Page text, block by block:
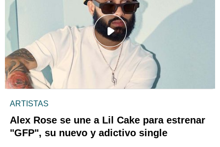
ARTISTAS
Alex Rose se une a Lil Cake para estrenar
"GFP", su nuevo y adictivo single